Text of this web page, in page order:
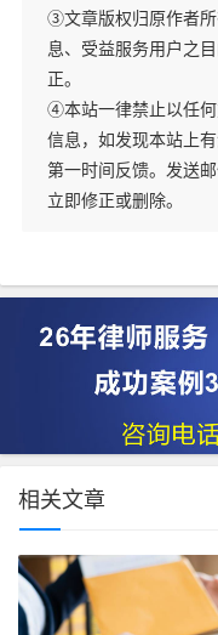
③文章版权归原作者
息、受益服务用户之
正。
④本站一律禁止以任
信息，如发现本站上
第一时间反馈。发送
立即修正或删除。
相关文章